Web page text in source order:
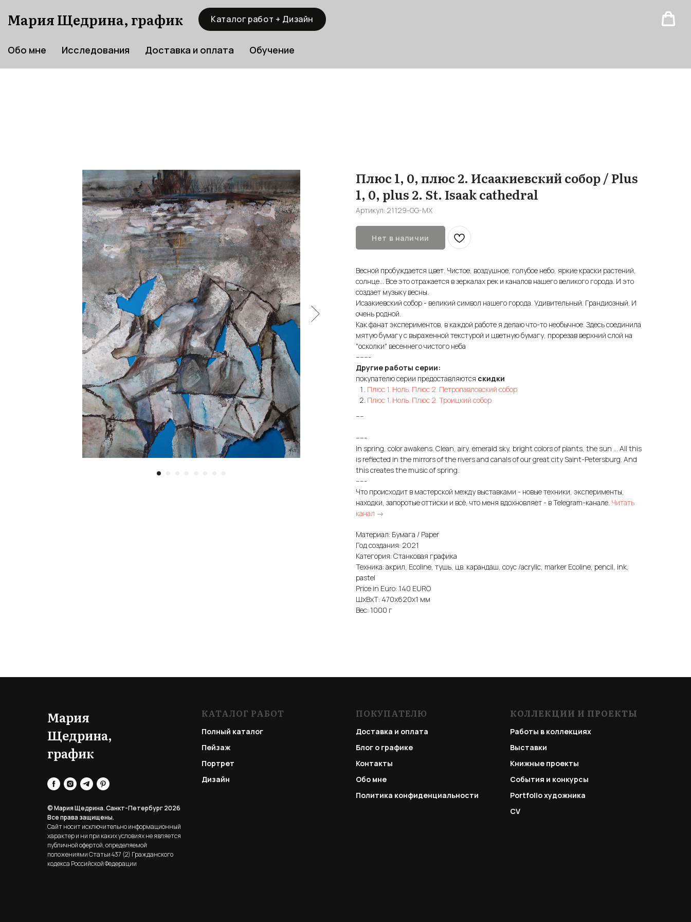
Мария Щедрина, график Каталог работ + Дизайн
Обо мне Исследования Доставка и оплата Обучение
Плюс 1, 0, плюс 2. Исаакиевский собор / Plus
1, 0, plus 2. St. Isaak cathedral
Артикул: 21129-GG-MX
Нет в наличии
Весной пробуждается цвет. Чистое, воздушное, голубое небо, яркие краски растений,
солнце... Все это отражается в зеркалах рек и каналов нашего великого города. И это
создает музыку весны.
Исаакиевский собор - великий символ нашего города. Удивительный. Грандиозный. И
очень родной.
Как фанат экспериментов, в каждой работе я делаю что-то необычное. Здесь соединила
мятую бумагу с выраженной текстурой и цветную бумагу, прорезав верхний слой на
"осколки" весеннего чистого неба
-------
Другие работы серии:
покупателю серии предоставляются скидки
Плюс 1. Ноль. Плюс 2. Петропавловский собор
Плюс 1. Ноль. Плюс 2. Троицкий собор
----
-----
In spring, color awakens. Clean, airy, emerald sky, bright colors of plants, the sun ... All this
is reflected in the mirrors of the rivers and canals of our great city Saint-Petersburg. And
this creates the music of spring.
-----
Что происходит в мастерской между выставками - новые техники, эксперименты,
находки, запоротые оттиски и всё, что меня вдохновляет - в Telegram-канале. Читать
канал →
Материал: Бумага / Paper
Год создания: 2021
Категория: Станковая графика
Техника: акрил, Ecoline, тушь, цв. карандаш, соус /acrylic, marker Ecoline, pencil, ink,
pastel
Price in Euro: 140 EURO
ШxВxТ: 470x620x1 мм
Вес: 1000 г
Мария
Щедрина,
график
© Мария Щедрина. Санкт-Петербург 2026
Все права защищены.
Сайт носит исключительно информационный
характер и ни при каких условиях не является
публичной офертой, определяемой
положениями Статьи 437 (2) Гражданского
кодекса Российской Федерации
КАТАЛОГ РАБОТ
Полный каталог
Пейзаж
Портрет
Дизайн
ПОКУПАТЕЛЮ
Доставка и оплата
Блог о графике
Контакты
Обо мне
Политика конфиденциальности
КОЛЛЕКЦИИ И ПРОЕКТЫ
Работы в коллекциях
Выставки
Книжные проекты
События и конкурсы
Portfolioхудожника
CV